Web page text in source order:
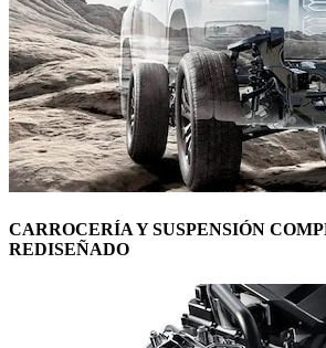
CARROCERÍA Y SUSPENSIÓN
REDISEÑADO